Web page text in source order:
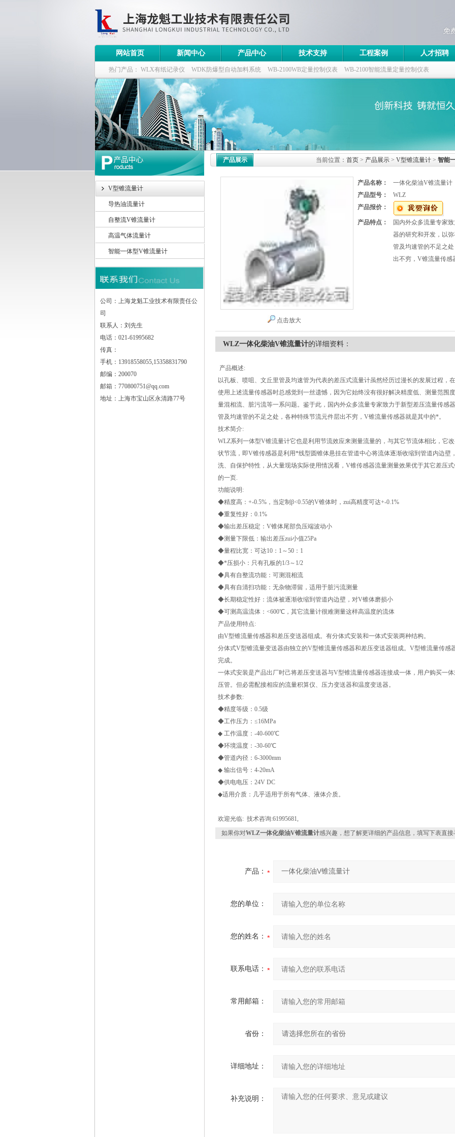
上海龙魁工业技术有限责任公司
网站首页 新闻中心 产品中心 技术支持 工程案例 人才招聘
热门产品： WLX有纸记录仪 WDK防爆型自动加料系统 WB-2100WB定量控制仪表 WB-2100智能流量定量控制仪表
WDK流量定量控制柜 WB-2100定量装车控制仪
V型锥流量计
导热油流量计
自整流V锥流量计
高温气体流量计
智能一体型V锥流量计
公司：上海龙魁工业技术有限责任公
司
联系人：刘先生
电话：021-61995682
传真：
手机：13918558055,15358831790
邮编：200070
邮箱：770800751@qq.com
地址：上海市宝山区永清路77号
产品展示 当前位置： 首页 > 产品展示 > V型锥流量计 > 智能
点击放大
产品名称：
一体化柴油V锥流量计
产品型号：
WLZ
产品报价：
产品特点：
国内外众多流量专家
器的研究和开发，以
管及均速管的不足之
出不穷，V锥流量传感
WLZ一体化柴油V锥流量计的详细资料：
产品概述:
以孔板、喷咀、文丘里管及均速管为代表的差压式流量计虽然经历过漫长的发展过程，
使用上述流量传感器时总感觉到一丝遗憾，因为它始终没有很好解决精度低、测量范围
量混相流、脏污流等一系问题。鉴于此，国内外众多流量专家致力于新型差压流量传感
管及均速管的不足之处，各种特殊节流元件层出不穷，V锥流量传感器就是其中的*。
技术简介:
WLZ系列一体型V锥流量计它也是利用节流效应来测量流量的，与其它节流体相比，它
状节流，即V锥传感器是利用*线型圆锥体悬挂在管道中心将流体逐渐收缩到管道内边壁
洗、自保护特性，从大量现场实际使用情况看，V锥传感器流量测量效果优于其它差压
的一页.
功能说明:
◆精度高：+-0.5%，当定制β<0.55的V锥体时，zui高精度可达+-0.1%
◆重复性好：0.1%
◆输出差压稳定：V锥体尾部负压端波动小
◆测量下限低：输出差压zui小值25Pa
◆量程比宽：可达10：1～50：1
◆*压损小：只有孔板的1/3～1/2
◆具有自整流功能：可测混相流
◆具有自清扫功能：无杂物滞留，适用于脏污流测量
◆长期稳定性好：流体被逐渐收缩到管道内边壁，对V锥体磨损小
◆可测高温流体：<600℃，其它流量计很难测量这样高温度的流体
产品使用特点:
由V型锥流量传感器和差压变送器组成。有分体式安装和一体式安装两种结构。
分体式V型锥流量变送器由独立的V型锥流量传感器和差压变送器组成。V型锥流量传感
完成。
一体式安装是产品出厂时己将差压变送器与V型锥流量传感器连接成一体，用户购买一
压管。但必需配接相应的流量积算仪、压力变送器和温度变送器。
技术参数:
◆精度等级：0.5级
◆工作压力：≤16MPa
◆ 工作温度：-40-600℃
◆环境温度：-30-60℃
◆管道内径：6-3000mm
◆ 输出信号：4-20mA
◆供电电压：24V DC
◆适用介质：几乎适用于所有气体、液体介质。
欢迎光临: 技术咨询:61995681,
如果你对WLZ一体化柴油V锥流量计感兴趣，想了解更详细的产品信息，填写下表直接
产品：
您的单位：
您的姓名：
联系电话：
常用邮箱：
省份：
详细地址：
补充说明：